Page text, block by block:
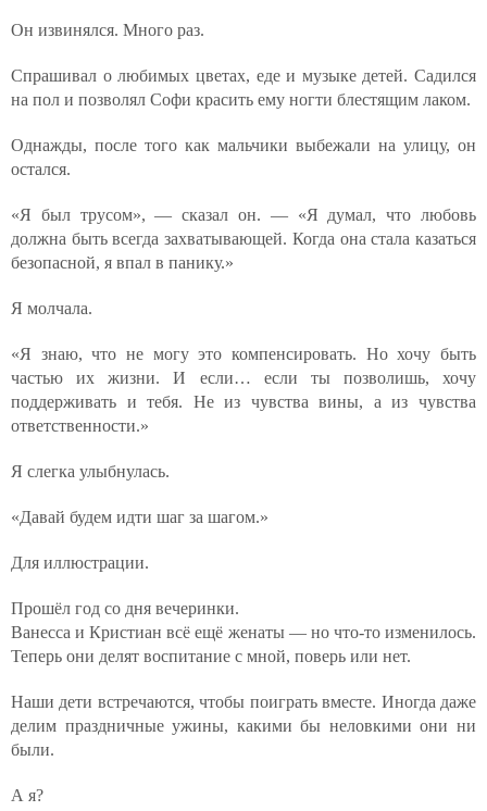
Он извинялся. Много раз.
Спрашивал о любимых цветах, еде и музыке детей. Садился
на пол и позволял Софи красить ему ногти блестящим лаком.
Однажды, после того как мальчики выбежали на улицу, он
остался.
«Я был трусом», — сказал он. — «Я думал, что любовь
должна быть всегда захватывающей. Когда она стала казаться
безопасной, я впал в панику.»
Я молчала.
«Я знаю, что не могу это компенсировать. Но хочу быть
частью их жизни. И если… если ты позволишь, хочу
поддерживать и тебя. Не из чувства вины, а из чувства
ответственности.»
Я слегка улыбнулась.
«Давай будем идти шаг за шагом.»
Для иллюстрации.
Прошёл год со дня вечеринки.
Ванесса и Кристиан всё ещё женаты — но что-то изменилось.
Теперь они делят воспитание с мной, поверь или нет.
Наши дети встречаются, чтобы поиграть вместе. Иногда даже
делим праздничные ужины, какими бы неловкими они ни
были.
А я?